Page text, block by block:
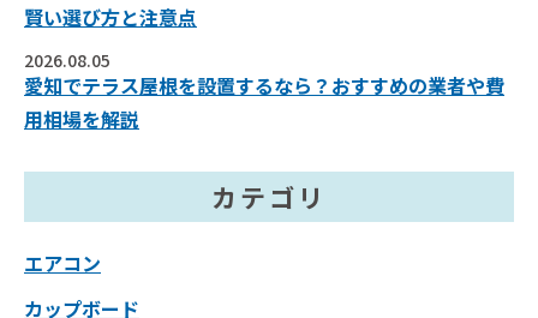
賢い選び方と注意点
2026.08.05
愛知でテラス屋根を設置するなら？おすすめの業者や費
用相場を解説
カテゴリ
エアコン
カップボード